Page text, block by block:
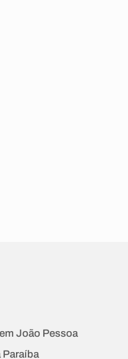
João Pessoa
Paraíba